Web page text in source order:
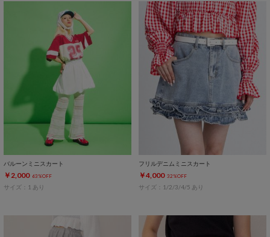
バルーンミニスカート
￥2,000 63%OFF
サイズ：1 あり
フリルデニムミニスカート
￥4,000 32%OFF
サイズ：1/2/3/4/5 あり